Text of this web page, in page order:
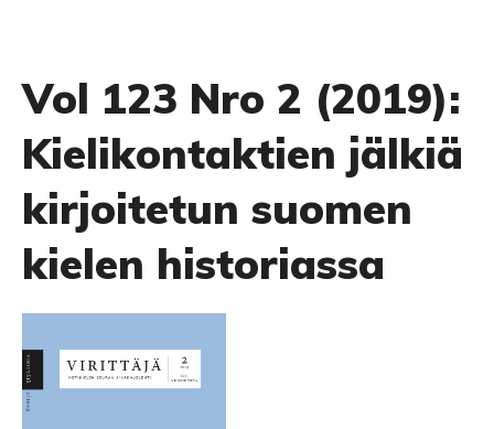
Vol 123 Nro 2 (2019):
Kielikontaktien jälkiä
kirjoitetun suomen
kielen historiassa